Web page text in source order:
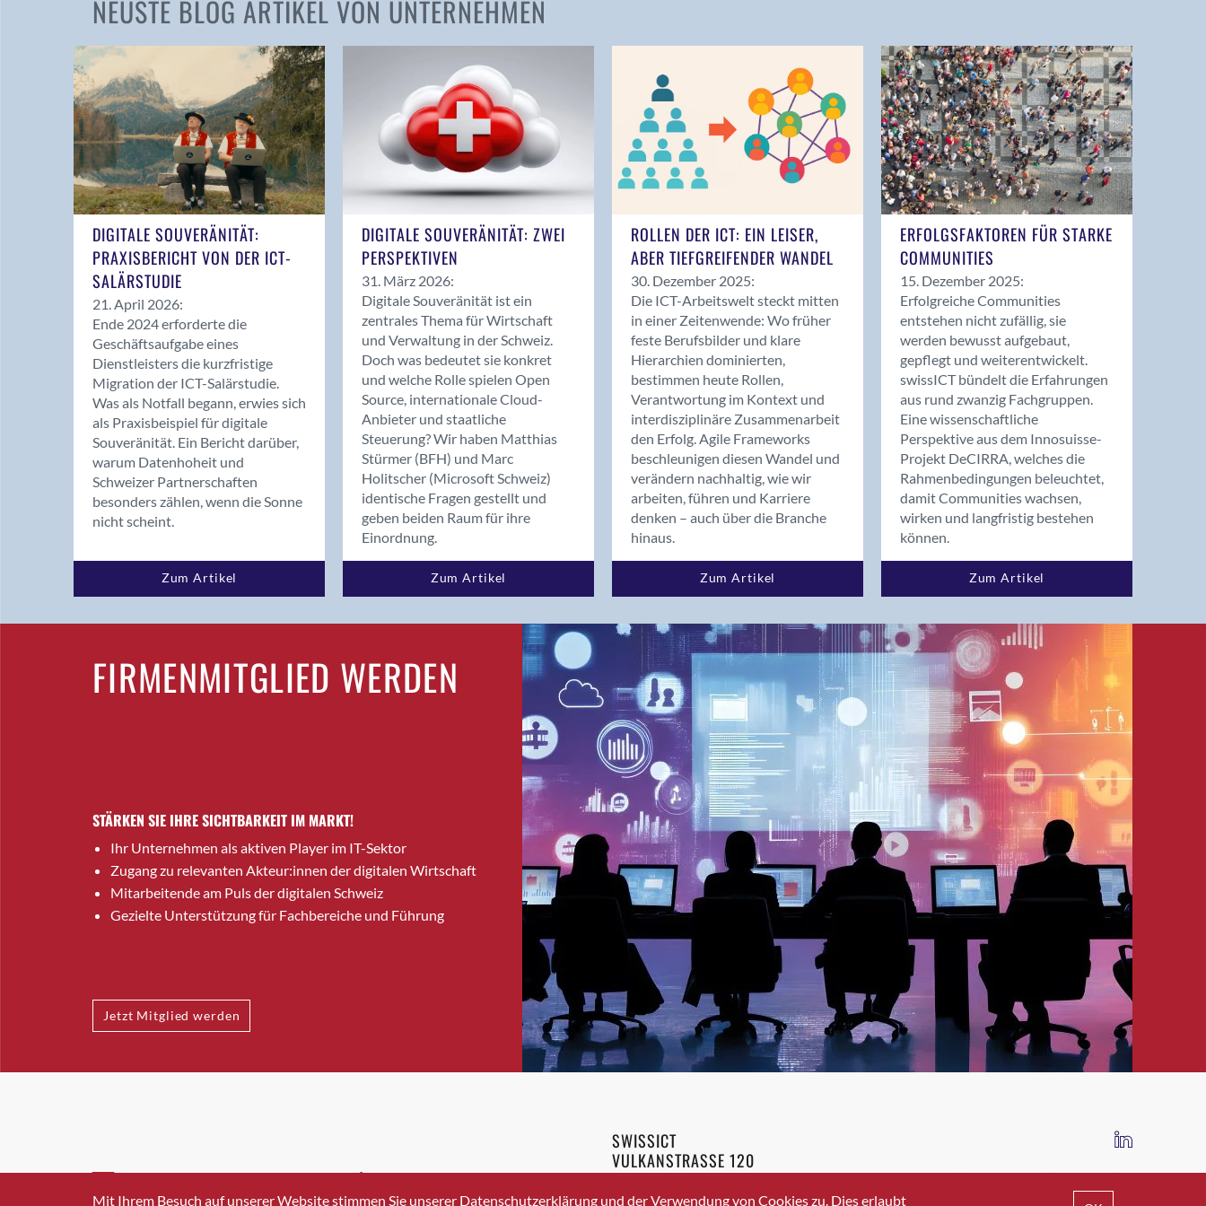
Andelfingen
Balsthal
Balzers
Bassersdorf
Benken (SG)
Bergdietikon
Bern - Liebefeld
Birsfelden
Bolligen
Bonaduz
Bonstetten
Bottighofen
Bremgarten bei Bern
Brig-Glis
Bronschhofen
Brugg
Brugg AG
Burgdorf
Bäretswil
Bülach
Cazis
Crissier
Davos Platz
NEUSTE BLOG ARTIKEL VON UNTERNEHMEN
DIGITALE SOUVERÄNITÄT:
PRAXISBERICHT VON DER ICT-
SALÄRSTUDIE
21. April 2026:
Ende 2024 erforderte die
Geschäftsaufgabe eines
Dienstleisters die kurzfristige
Migration der ICT-Salärstudie.
Was als Notfall begann, erwies sich
als Praxisbeispiel für digitale
Souveränität. Ein Bericht darüber,
warum Datenhoheit und
Schweizer Partnerschaften
besonders zählen, wenn die Sonne
nicht scheint.
Zum Artikel
DIGITALE SOUVERÄNITÄT: ZWEI
PERSPEKTIVEN
31. März 2026:
Digitale Souveränität ist ein
zentrales Thema für Wirtschaft
und Verwaltung in der Schweiz.
Doch was bedeutet sie konkret
und welche Rolle spielen Open
Source, internationale Cloud-
Anbieter und staatliche
Steuerung? Wir haben Matthias
Stürmer (BFH) und Marc
Holitscher (Microsoft Schweiz)
identische Fragen gestellt und
geben beiden Raum für ihre
Einordnung.
Zum Artikel
ROLLEN DER ICT: EIN LEISER,
ABER TIEFGREIFENDER WANDEL
30. Dezember 2025:
Die ICT-Arbeitswelt steckt mitten
in einer Zeitenwende: Wo früher
feste Berufsbilder und klare
Hierarchien dominierten,
bestimmen heute Rollen,
Verantwortung im Kontext und
interdisziplinäre Zusammenarbeit
den Erfolg. Agile Frameworks
beschleunigen diesen Wandel und
verändern nachhaltig, wie wir
arbeiten, führen und Karriere
denken – auch über die Branche
hinaus.
Zum Artikel
ERFOLGSFAKTOREN FÜR STARKE
COMMUNITIES
15. Dezember 2025:
Erfolgreiche Communities
entstehen nicht zufällig, sie
werden bewusst aufgebaut,
gepflegt und weiterentwickelt.
swissICT bündelt die Erfahrungen
aus rund zwanzig Fachgruppen.
Eine wissenschaftliche
Perspektive aus dem Innosuisse-
Projekt DeCIRRA, welches die
Rahmenbedingungen beleuchtet,
damit Communities wachsen,
wirken und langfristig bestehen
können.
Zum Artikel
FIRMENMITGLIED WERDEN
STÄRKEN SIE IHRE SICHTBARKEIT IM MARKT!
Ihr Unternehmen als aktiven Player im IT-Sektor
Zugang zu relevanten Akteur:innen der digitalen Wirtschaft
Mitarbeitende am Puls der digitalen Schweiz
Gezielte Unterstützung für Fachbereiche und Führung
Jetzt Mitglied werden
INFO@SWISSICT.CH +41 43 336 40 20
SWISSICT
VULKANSTRASSE 120
8048 ZURICH
IMPRESSUM DATENSCHUTZ AGB
Mit Ihrem Besuch auf unserer Website stimmen Sie unserer Datenschutzerklärung und der Verwendung von Cookies zu. Dies erlaubt